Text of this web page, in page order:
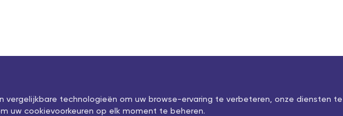
vergelijkbare technologieën om uw browse-ervaring te verbeteren, onze diensten
uw cookievoorkeuren op elk moment te beheren.